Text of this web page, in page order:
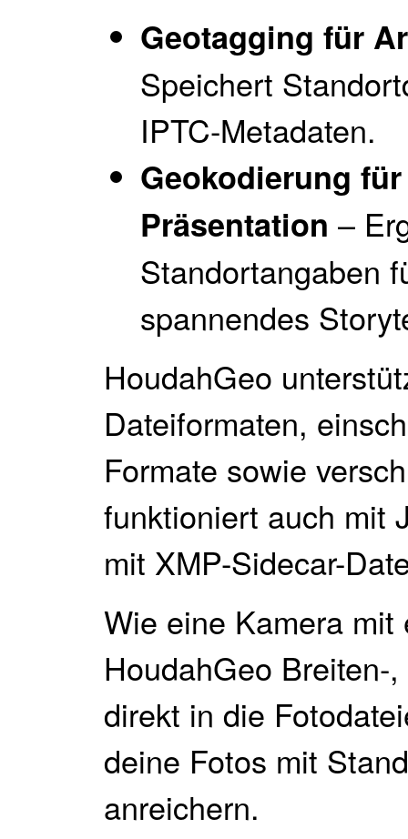
Geotagging für
Speichert
IPTC-Metadaten.
Geokodierung
Präsentation –
Standortangaben
spannendes
HoudahGeo
Dateiformaten,
Formate sowie
funktioniert auch mit
mit XMP-Sidecar-
Wie eine Kamera
HoudahGeo Breiten-
direkt in die
deine Fotos mit
anreichern.